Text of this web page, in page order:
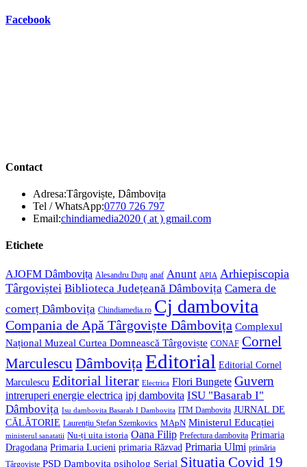
Facebook
Contact
Adresa:Târgoviște, Dâmbovița
Tel / WhatsApp:0770 726 797Opens
in
Email:chindiamedia2020 ( at ) gmail.comOpens
Etichete
AJOFM Dâmbovița Alesandru Duțu anaf Anunt APIA Arhiepiscopia
Târgoviștei Biblioteca Județeană Dâmbovița Camera de
comerț Dâmbovița Chindiamedia.ro Cj dambovita
Compania de Apă Târgoviște Dâmbovița Complexul
Național Muzeal Curtea Domnească Târgoviște CONAF Cornel
Marculescu Dâmbovița Editorial Editorial Cornel
Marculescu Editorial literar Electrica Flori Bungete Guvern
intreruperi energie electrica ipj dambovita ISU "Basarab I"
Dâmbovița Isu dambovita Basarab I Dambovita ITM Dambovita JURNAL DE
CĂLĂTORIE Laurențiu Ștefan Szemkovics MApN Ministerul Educației
ministerul sanatatii Nu-ți uita istoria Oana Filip Prefectura dambovita Primaria
Dragodana Primaria Lucieni primaria Răzvad Primaria Ulmi primăria
Târgoviște PSD Dambovita psiholog Serial Situatia Covid 19